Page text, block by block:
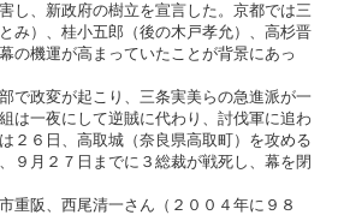
し、新政府の樹立を宣言した。京都では三
み）、桂小五郎（後の木戸孝允）、高杉晋
の機運が高まっていたことが背景にあっ
で政変が起こり、三条実美らの急進派が一
は一夜にして逆賊に代わり、討伐軍に追わ
２６日、高取城（奈良県高取町）を攻める
９月２７日までに３総裁が戦死し、幕を閉
重阪、西尾清一さん（２００４年に９８